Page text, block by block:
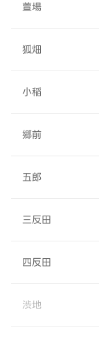
萱場
狐畑
小稲
郷前
五郎
三反田
四反田
渋地